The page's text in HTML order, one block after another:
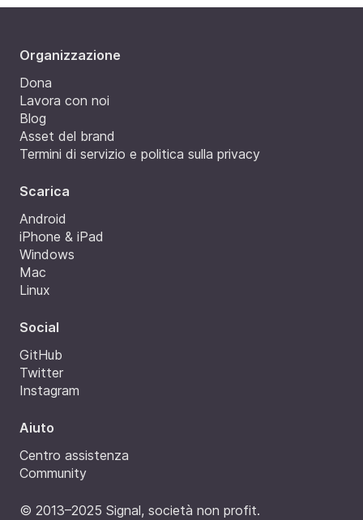
Organizzazione
Dona
Lavora con noi
Blog
Asset del brand
Termini di servizio e politica sulla privacy
Scarica
Android
iPhone & iPad
Windows
Mac
Linux
Social
GitHub
Twitter
Instagram
Aiuto
Centro assistenza
Community
© 2013–2025 Signal, società non profit.